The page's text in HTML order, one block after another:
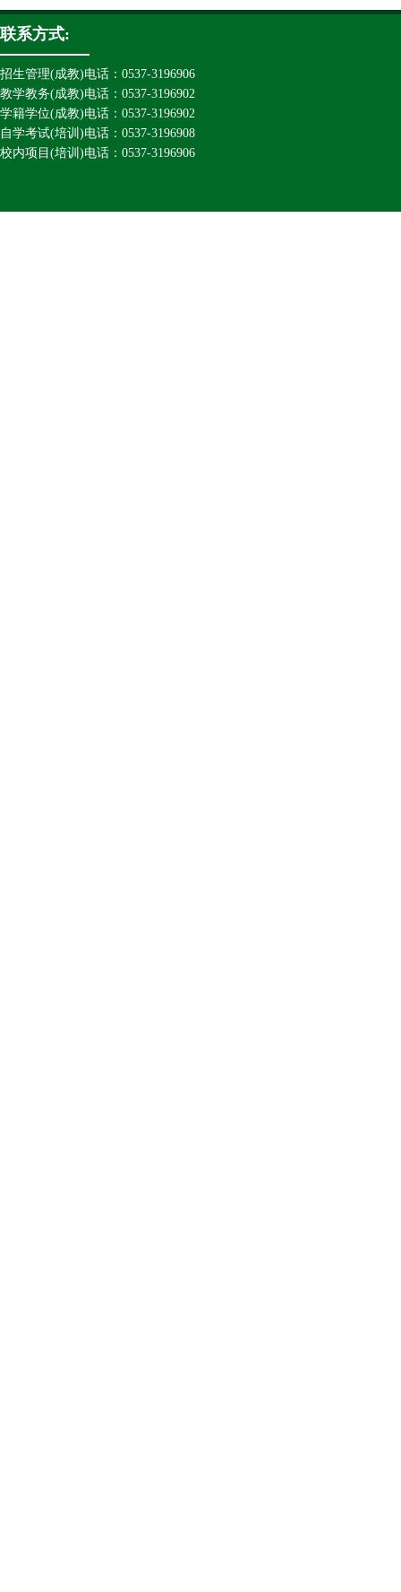
联系方式:
招生管理(成教)电话：0537-3196906
教学教务(成教)电话：0537-3196902
学籍学位(成教)电话：0537-3196902
自学考试(培训)电话：0537-3196908
校内项目(培训)电话：0537-3196906